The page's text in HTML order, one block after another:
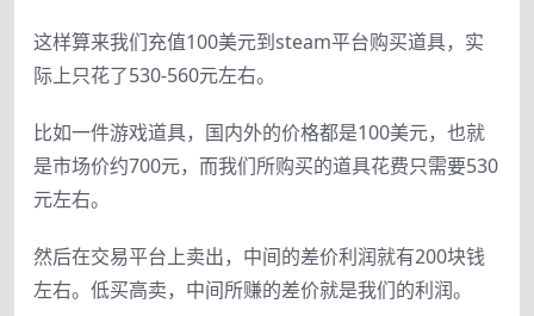
这样算来我们充值100美元到steam平台购买道具，实
际上只花了530-560元左右。
比如一件游戏道具，国内外的价格都是100美元，也就
是市场价约700元，而我们所购买的道具花费只需要530
元左右。
然后在交易平台上卖出，中间的差价利润就有200块钱
左右。低买高卖，中间所赚的差价就是我们的利润。